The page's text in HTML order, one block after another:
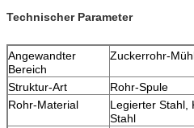
Technischer Parameter
Angewandter
Bereich
Zuckerrohr-
Struktur-Art
Rohr-Spule
Rohr-Material
Legierter Stahl,
Stahl